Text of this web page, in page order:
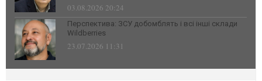
03.08.2026 20:24
Перспектива: ЗСУ добомблять і всі інші склади
Wildberries
23.07.2026 11:31